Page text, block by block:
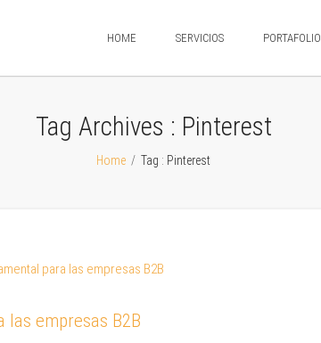
HOME SERVICIOS PORTAFOLIO
Tag Archives : Pinterest
Home / Tag : Pinterest
las empresas B2B